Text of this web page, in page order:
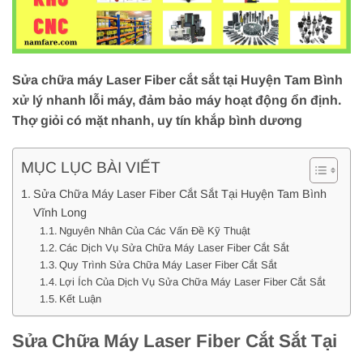
Sửa chữa máy Laser Fiber cắt sắt tại Huyện Tam Bình
xử lý nhanh lỗi máy, đảm bảo máy hoạt động ổn định.
Thợ giỏi có mặt nhanh, uy tín khắp bình dương
MỤC LỤC BÀI VIẾT
Sửa Chữa Máy Laser Fiber Cắt Sắt Tại Huyện Tam Bình
Vĩnh Long
Nguyên Nhân Của Các Vấn Đề Kỹ Thuật
Các Dịch Vụ Sửa Chữa Máy Laser Fiber Cắt Sắt
Quy Trình Sửa Chữa Máy Laser Fiber Cắt Sắt
Lợi Ích Của Dịch Vụ Sửa Chữa Máy Laser Fiber Cắt Sắt
Kết Luận
Sửa Chữa Máy Laser Fiber Cắt Sắt Tại